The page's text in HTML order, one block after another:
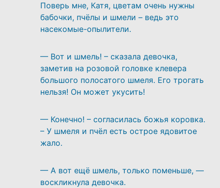
Поверь мне, Катя, цветам очень нужны
бабочки, пчёлы и шмели – ведь это
насекомые-опылители.
— Вот и шмель! – сказала девочка,
заметив на розовой головке клевера
большого полосатого шмеля. Его трогать
нельзя! Он может укусить!
— Конечно! – согласилась божья коровка.
– У шмеля и пчёл есть острое ядовитое
жало.
— А вот ещё шмель, только поменьше, —
воскликнула девочка.